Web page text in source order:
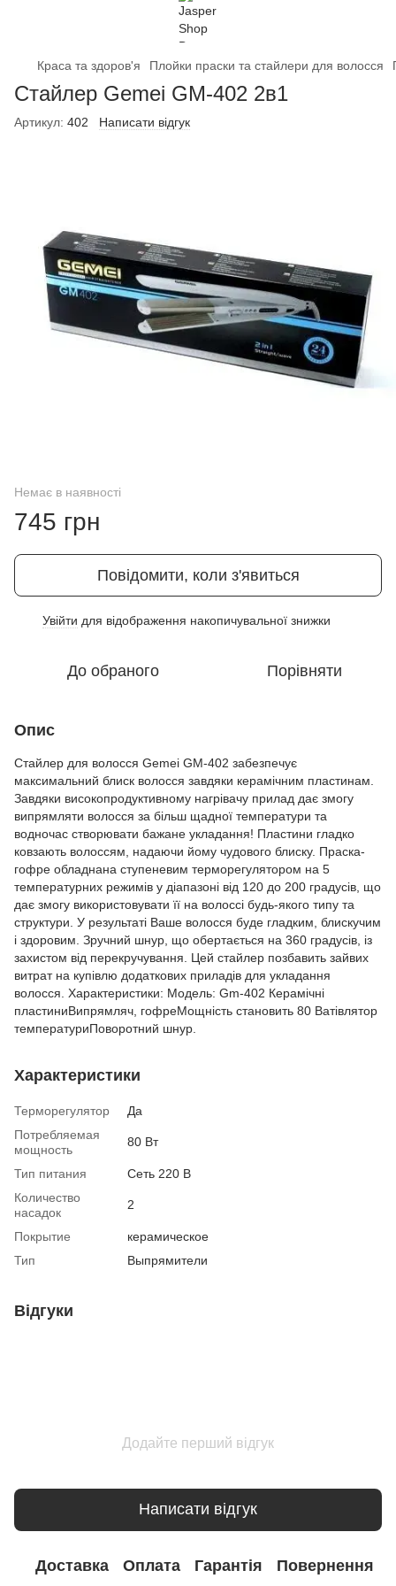
Краса та здоров'я Плойки праски та стайлери для волосся
Стайлер Gemei GM-402 2в1
Артикул: 402 Написати відгук
Немає в наявності
745 грн
Повідомити, коли з'явиться
Увійти для відображення накопичувальної знижки
До обраного Порівняти
Опис
Стайлер для волосся Gemei GM-402 забезпечує
максимальний блиск волосся завдяки керамічним пластинам.
Завдяки високопродуктивному нагрівачу прилад дає змогу
випрямляти волосся за більш щадної температури та
водночас створювати бажане укладання! Пластини гладко
ковзають волоссям, надаючи йому чудового блиску. Праска-
гофре обладнана ступеневим терморегулятором на 5
температурних режимів у діапазоні від 120 до 200 градусів, що
дає змогу використовувати її на волоссі будь-якого типу та
структури. У результаті Ваше волосся буде гладким, блискучим
і здоровим. Зручний шнур, що обертається на 360 градусів, із
захистом від перекручування. Цей стайлер позбавить зайвих
витрат на купівлю додаткових приладів для укладання
волосся. Характеристики: Модель: Gm-402 Керамічні
пластиниВипрямляч, гофреМощність становить 80 Ватівлятор
температуриПоворотний шнур.
Характеристики
Терморегулятор
Да
Потребляемая
мощность
80 Вт
Тип питания
Сеть 220 В
Количество
насадок
2
Покрытие
керамическое
Тип
Выпрямители
Відгуки
Додайте перший відгук
Написати відгук
Доставка Оплата Гарантія Повернення